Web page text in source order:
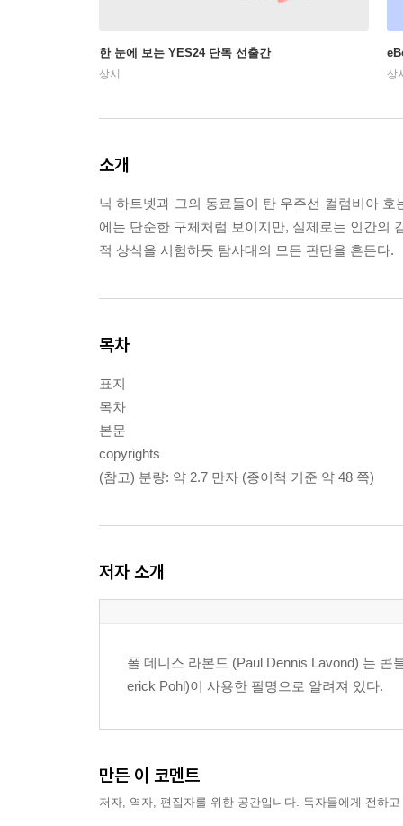
한 눈에 보는 YES24 단독 선출간
상시 상
소개
닉 하트넷과 그의 동료들이 탄 우주선 컬럼비아
에는 단순한 구체처럼 보이지만, 실제로는 인간의
적 상식을 시험하듯 탐사대의 모든 판단을 흔든다.
목차
표지
목차
본문
copyrights
(참고) 분량: 약 2.7 만자 (종이책 기준 약 48 쪽)
저자 소개
폴 데니스 라본드 (Paul Dennis Lavond) 는 콘
erick Pohl)이 사용한 필명으로 알려져 있다.
만든 이 코멘트
저자, 역자, 편집자를 위한 공간입니다. 독자들에게 전하